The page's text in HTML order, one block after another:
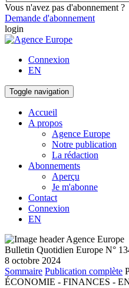
Vous n'avez pas d'abonnement ?
Demande d'abonnement
login
Connexion
EN
Toggle navigation
Accueil
A propos
Agence Europe
Notre publication
La rédaction
Abonnements
Aperçu
Je m'abonne
Contact
Connexion
EN
Bulletin Quotidien Europe N°
8 octobre 2024
Sommaire Publication complète
ÉCONOMIE - FINANCES -